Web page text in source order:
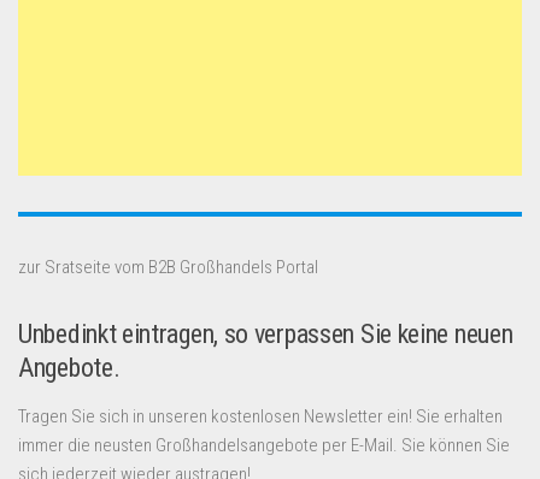
zur Sratseite vom B2B Großhandels Portal
Unbedinkt eintragen, so verpassen Sie keine neuen
Angebote.
Tragen Sie sich in unseren kostenlosen Newsletter ein! Sie erhalten
immer die neusten Großhandelsangebote per E-Mail. Sie können Sie
sich jederzeit wieder austragen!